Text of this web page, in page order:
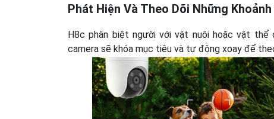
Phát Hiện Và Theo Dõi Những
H8c phân biệt người với vật nuôi hoặc vật thể
camera sẽ khóa mục tiêu và tự động xoay để